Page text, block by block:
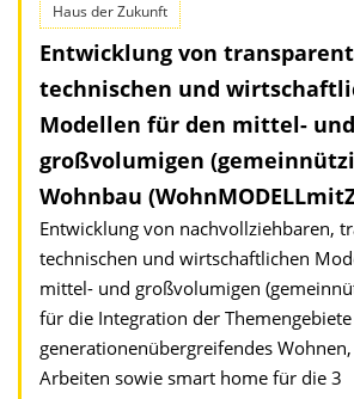
Haus der Zukunft
Entwicklung von
technischen und
Modellen für den mittel- und
großvolumigen
Wohnbau
Entwicklung von nachvollziehbaren,
technischen und wirtschaftlichen
mittel- und großvolumigen
für die Integration der Themengebiete
generationenübergreifendes
Arbeiten sowie smart home für die 3